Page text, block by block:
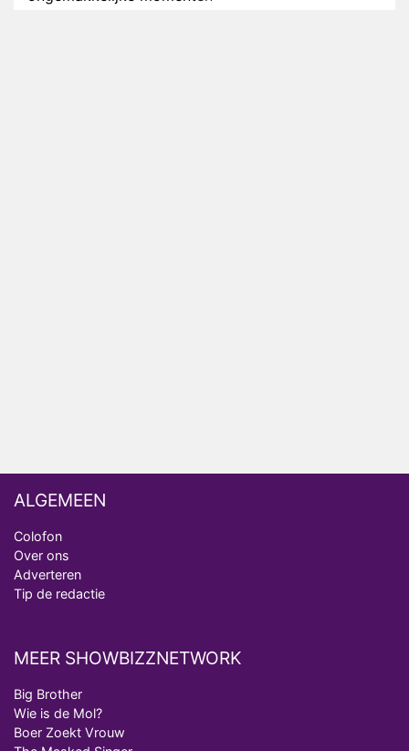
ALGEMEEN
Colofon
Over ons
Adverteren
Tip de redactie
MEER SHOWBIZZNETWORK
Big Brother
Wie is de Mol?
Boer Zoekt Vrouw